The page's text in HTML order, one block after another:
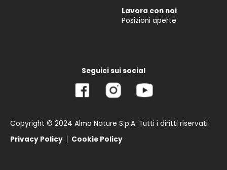
Lavora con noi
Posizioni aperte
Seguici sui social
Copyright © 2024 Almo Nature S.p.A. Tutti i diritti riservati
Privacy Policy
Cookie Policy